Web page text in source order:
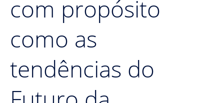
com propósito
como as
tendências do